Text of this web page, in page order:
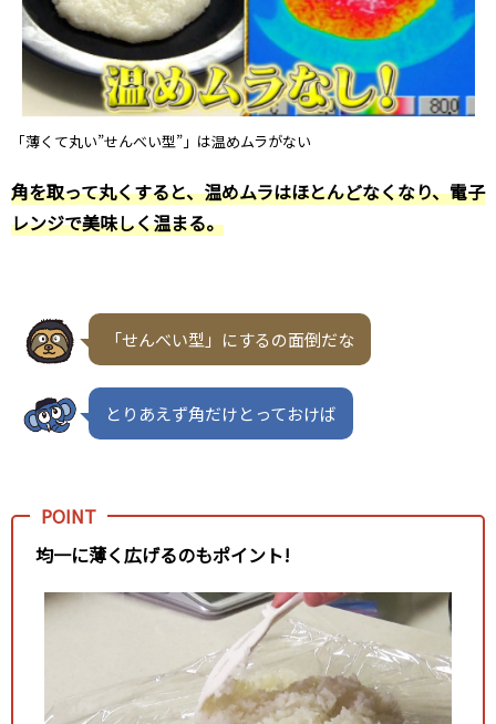
「薄くて丸い”せんべい型”」は温めムラがない
角を取って丸くすると、温めムラはほとんどなくなり、電子
レンジで美味しく温まる。
「せんべい型」にするの面倒だな
とりあえず角だけとっておけば
均一に薄く広げるのもポイント!